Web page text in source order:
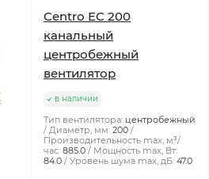
Centro EC 200
канальный
центробежный
вентилятор
в наличии
Тип вентилятора: центробежный
Диаметр, мм: 200
Производительность max, м³/
час: 885.0
Мощность max, Вт:
84.0
Уровень шума max, дБ: 47.0